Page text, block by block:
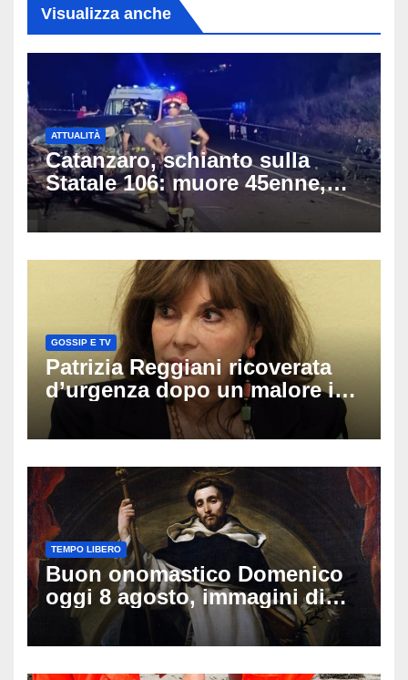
Visualizza anche
ATTUALITÀ
Catanzaro, schianto sulla
Statale 106: muore 45enne,
coinvolti un’auto, un suv e
una moto
GOSSIP E TV
Patrizia Reggiani ricoverata
d’urgenza dopo un malore in
vacanza: come sta oggi l’ex
Lady Gucci
TEMPO LIBERO
Buon onomastico Domenico
oggi 8 agosto, immagini di
auguri da condividere